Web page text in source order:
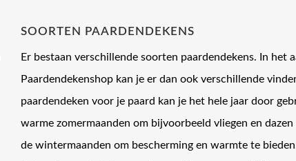
kan
gekozen
op
de
productpagina
gekozen
op
de
productpagina
SOORTEN PAARDENDEKENS
Er bestaan verschillende soorten paardendekens. In het
Paardendekenshop kan je er dan ook verschillende
paardendeken voor je paard kan je het hele jaar door
warme zomermaanden om bijvoorbeeld vliegen en
de wintermaanden om bescherming en warmte te